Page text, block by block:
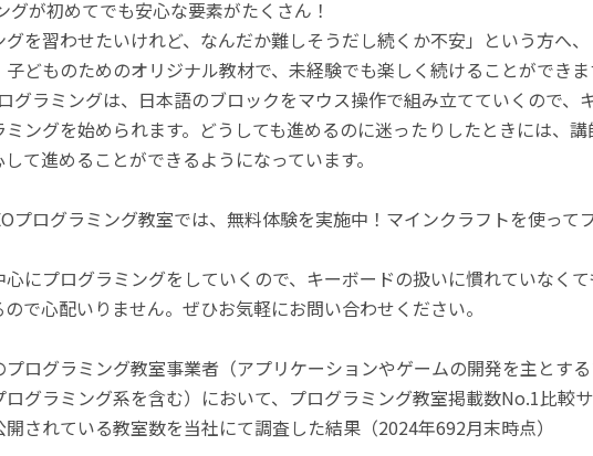
が初めてでも安心な要素がたくさん！
グを習わせたいけれど、なんだか難しそうだし続くか不安」という方へ
どものためのオリジナル教材で、未経験でも楽しく続けることができま
グラミングは、日本語のブロックをマウス操作で組み立てていくので、
ングを始められます。どうしても進めるのに迷ったりしたときには、
て進めることができるようになっています。
プログラミング教室では、無料体験を実施中！マインクラフトを使って
にプログラミングをしていくので、キーボードの扱いに慣れていなく
で心配いりません。ぜひお気軽にお問い合わせください。
ログラミング教室事業者（アプリケーションやゲームの開発を主とす
ログラミング系を含む）において、プログラミング教室掲載数No.1比較
されている教室数を当社にて調査した結果（2024年692月末時点）